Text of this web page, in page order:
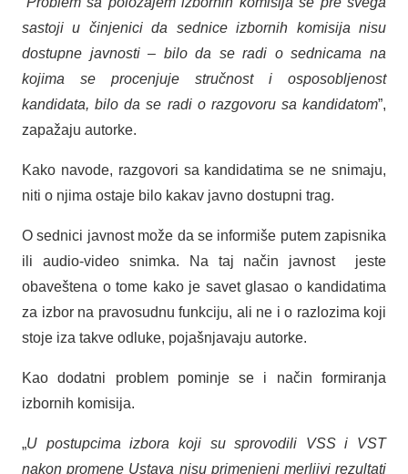
sastoji u činjenici da sednice izbornih komisija nisu
dostupne javnosti – bilo da se radi o sednicama na
kojima se procenjuje stručnost i osposobljenost
kandidata, bilo da se radi o razgovoru sa kandidatom”,
zapažaju autorke.
Kako navode, razgovori sa kandidatima se ne snimaju,
niti o njima ostaje bilo kakav javno dostupni trag.
O sednici javnost može da se informiše putem zapisnika
ili audio-video snimka. Na taj način javnost jeste
obaveštena o tome kako je savet glasao o kandidatima
za izbor na pravosudnu funkciju, ali ne i o razlozima koji
stoje iza takve odluke, pojašnjavaju autorke.
Kao dodatni problem pominje se i način formiranja
izbornih komisija.
„U postupcima izbora koji su sprovodili VSS i VST
nakon promene Ustava nisu primenjeni merljivi rezultati